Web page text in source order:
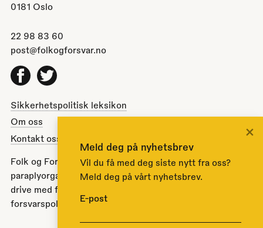
0181 Oslo
22 98 83 60
post@folkogforsvar.no
Facebook
Twitter
Sikkerhetspolitisk leksikon
Om oss
Kontakt oss
Folk og Forsvar er en partipolitisk nøytral
paraplyorganisasjon opprettet av Stortinget i 1951 for å
drive med folkeopplysning om norsk sikkerhets- og
forsvarspolitikk.
Meld deg på nyhetsbrev
Vil du få med deg siste nytt fra oss?
Meld deg på vårt nyhetsbrev.
E-post
×